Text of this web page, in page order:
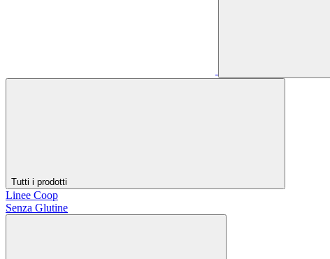
Tutti i prodotti
Linee Coop
Senza Glutine